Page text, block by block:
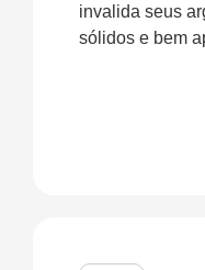
invalida seus
sólidos e bem